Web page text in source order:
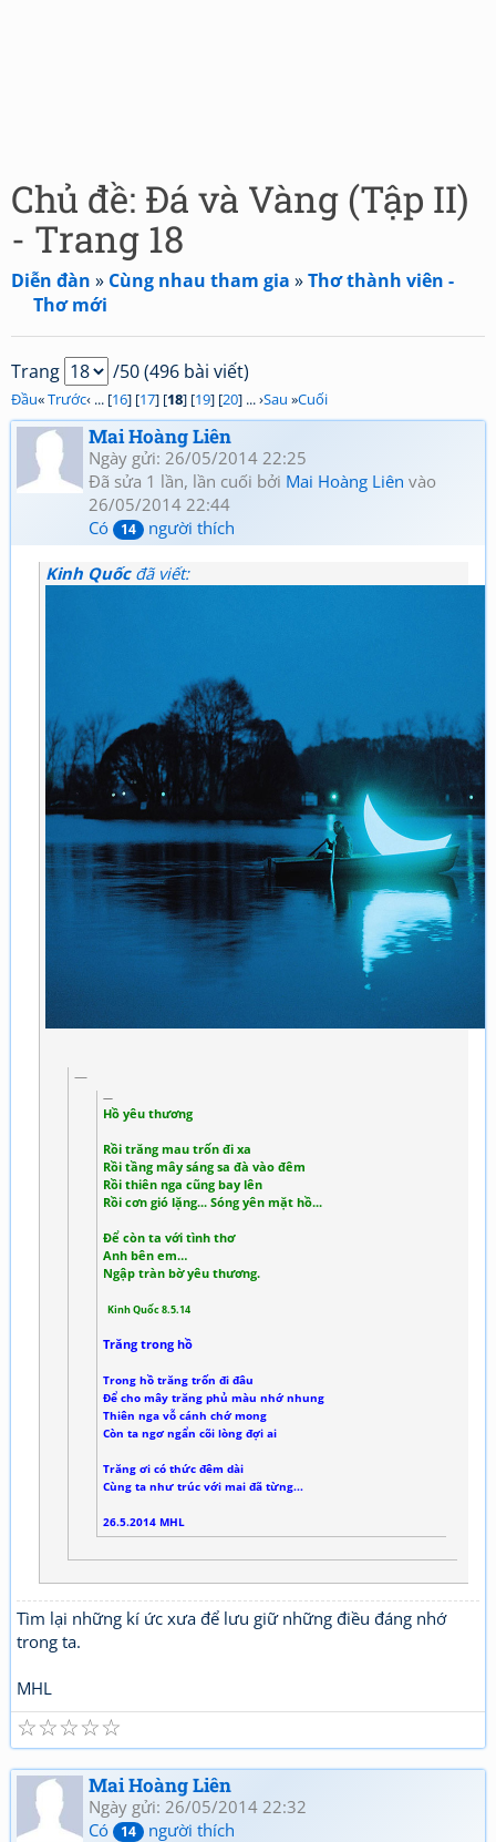
Chủ đề: Đá và Vàng (Tập II)
- Trang 18
Diễn đàn » Cùng nhau tham gia »Thơ thành viên -
Thơ mới
Trang /50 (496 bài viết)
Đầu«Trước‹ ... [16] [17] [18] [19] [20] ... ›Sau »Cuối
Mai Hoàng Liên
Ngày gửi: 26/05/2014 22:25
Đã sửa 1 lần, lần cuối bởi Mai Hoàng Liên vào
26/05/2014 22:44
Có
14 người thích
Kinh Quốcđã viết:
Hồ yêu thương
Rồi trăng mau trốn đi xa
Rồi tầng mây sáng sa đà vào đêm
Rồi thiên nga cũng bay lên
Rồi cơn gió lặng... Sóng yên mặt hồ...
Để còn ta với tình thơ
Anh bên em…
Ngập tràn bờ yêu thương.
Kinh Quốc 8.5.14
Trăng trong hồ
Trong hồ trăng trốn đi đâu
Để cho mây trăng phủ màu nhớ nhung
Thiên nga vỗ cánh chớ mong
Còn ta ngơ ngẩn cõi lòng đợi ai
Trăng ơi có thức đêm dài
Cùng ta như trúc với mai đã từng...
26.5.2014 MHL
Tìm lại những kí ức xưa để lưu giữ những điều đáng nhớ
trong ta.
MHL
☆
☆
☆
☆
☆
Mai Hoàng Liên
Ngày gửi: 26/05/2014 22:32
Có
14 người thích